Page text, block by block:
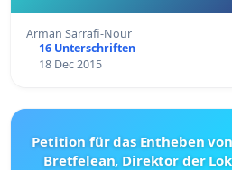
Arman Sarrafi-Nour
16 Unterschriften
18 Dec 2015
Petition für das Entheben
Bretfelean, Direktor der